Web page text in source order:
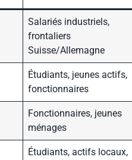
Salariés industriels,
frontaliers
Suisse/Allemagne
Étudiants, jeunes actifs,
fonctionnaires
Fonctionnaires, jeunes
ménages
Étudiants, actifs locaux,